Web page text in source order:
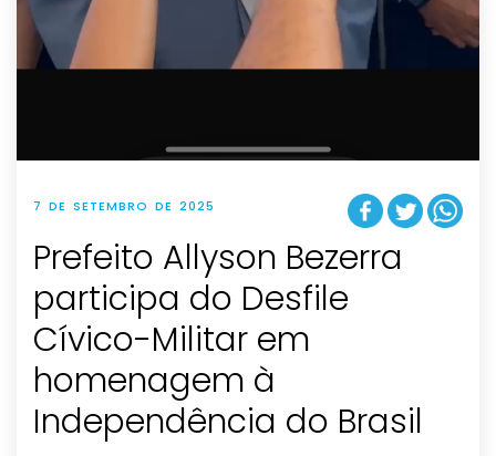
7 DE SETEMBRO DE 2025
Prefeito Allyson Bezerra
participa do Desfile
Cívico-Militar em
homenagem à
Independência do Brasil